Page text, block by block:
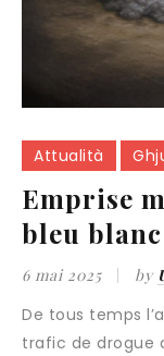
Attualità
Emprise
bleu
6 mai 2025 by
De tous temps
trafic de drogue